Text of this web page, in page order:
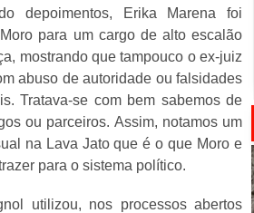
depoimentos, Erika Marena foi
para um cargo de alto escalão
mostrando que tampouco o ex-juiz
abuso de autoridade ou falsidades
Tratava-se com bem sabemos de
ou parceiros. Assim, notamos um
na Lava Jato que é o que Moro e
para o sistema político.
utilizou, nos processos abertos